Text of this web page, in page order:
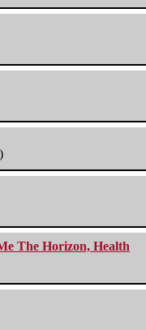
The Horizon, Health